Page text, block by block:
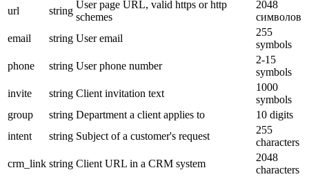
url
string
User page URL, valid https or http
schemes
2048
символов
email
string User email
255
symbols
phone
string User phone number
2-15
symbols
invite
string Client invitation text
1000
symbols
group
string Department a client applies to
10 digits
intent
string Subject of a customer's request
255
characters
crm_link string Client URL in a CRM system
2048
characters